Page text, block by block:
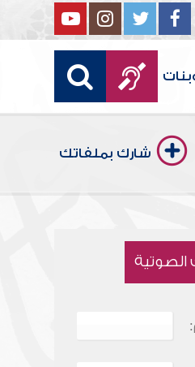
شارك بملفاتك
الصوتية